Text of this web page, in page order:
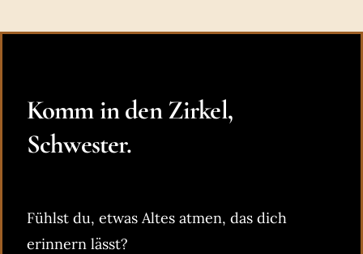
Komm in den Zirkel,
Schwester.
Fühlst du, etwas Altes atmen, das dich
erinnern lässt?